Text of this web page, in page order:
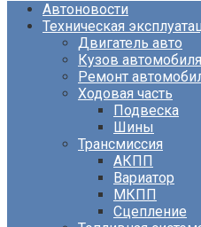
Автоновости
Техническая
Двигатель авто
Кузов автомобиля
Ремонт
Ходовая часть
Подвеска
Шины
Трансмиссия
АКПП
Вариатор
МКПП
Сцепление